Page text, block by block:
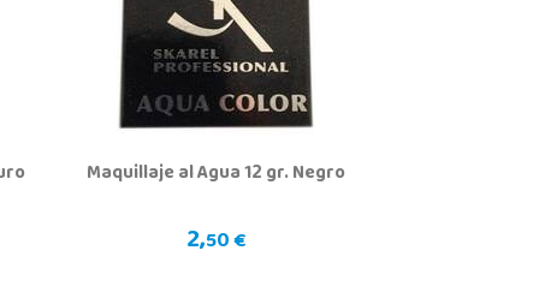
POCAS UNIDADES
Maquillaje al Agua 12 gr. Negro
2,50 €